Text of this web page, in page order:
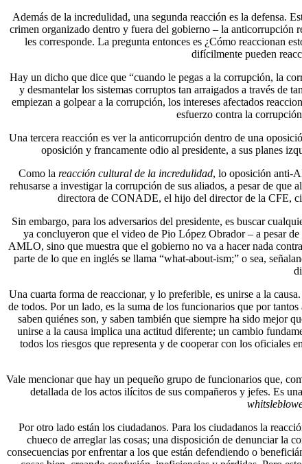
Además de la incredulidad, una segunda reacción es la defensa.
crimen organizado dentro y fuera del gobierno – la anticorrupción
les corresponde. La pregunta entonces es ¿Cómo reaccionan
difícilmente pueden
Hay un dicho que dice que “cuando le pegas a la corrupción, la
y desmantelar los sistemas corruptos tan arraigados a través de
empiezan a golpear a la corrupción, los intereses afectados
esfuerzo contra la
Una tercera reacción es ver la anticorrupción dentro de una
oposición y francamente odio al presidente, a sus planes
Como la reacción cultural de la incredulidad, lo oposición anti-
rehusarse a investigar la corrupción de sus aliados, a pesar de
directora de CONADE, el hijo del director de la CFE,
Sin embargo, para los adversarios del presidente, es buscar
ya concluyeron que el video de Pio López Obrador – a pesar
AMLO, sino que muestra que el gobierno no va a hacer nada
parte de lo que en inglés se llama “what-about-ism;” o sea,
Una cuarta forma de reaccionar, y lo preferible, es unirse a la
de todos. Por un lado, es la suma de los funcionarios que por
saben quiénes son, y saben también que siempre ha sido mejor
unirse a la causa implica una actitud diferente; un cambio
todos los riesgos que representa y de cooperar con los oficiales
Vale mencionar que hay un pequeño grupo de funcionarios que,
detallada de los actos ilícitos de sus compañeros y jefes. Es
Por otro lado están los ciudadanos. Para los ciudadanos la
chueco de arreglar las cosas; una disposición de denunciar la
consecuencias por enfrentar a los que están defendiendo o